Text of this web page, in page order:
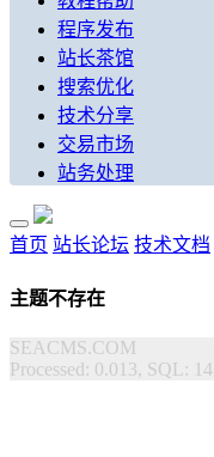
程序发布
站长茶馆
搜索优化
技术分享
交易市场
站务处理
首页 站长论坛 技术文档
主题不存在
SEACMS.COM
Processed: 0.013, SQL: 14